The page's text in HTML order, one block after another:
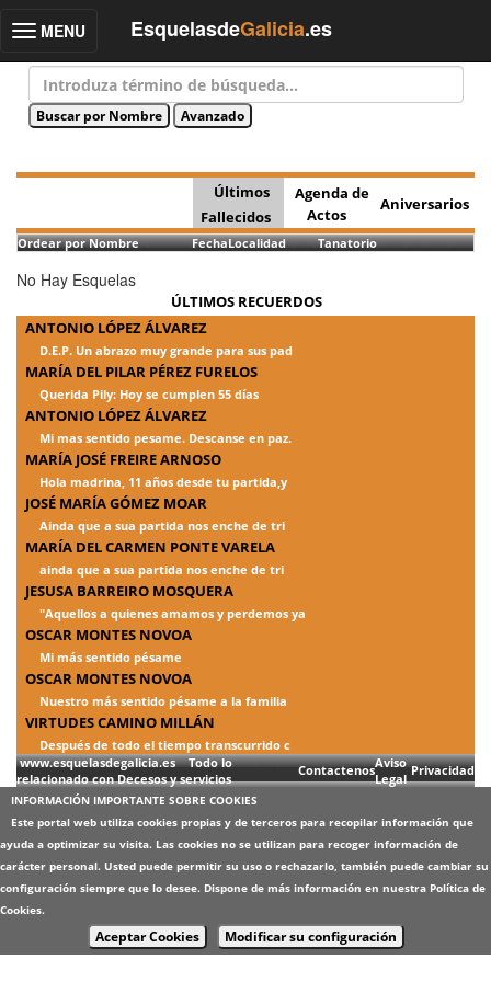
Toggle
MENU EsquelasdeGalicia.es
Últimos
Fallecidos
Agenda de
Actos
Aniversarios
Ordear por Nombre FechaLocalidad Tanatorio
No Hay Esquelas
ÚLTIMOS RECUERDOS
ANTONIO LÓPEZ ÁLVAREZ
D.E.P. Un abrazo muy grande para sus pad
MARÍA DEL PILAR PÉREZ FURELOS
Querida Pily: Hoy se cumplen 55 días
ANTONIO LÓPEZ ÁLVAREZ
Mi mas sentido pesame. Descanse en paz.
MARÍA JOSÉ FREIRE ARNOSO
Hola madrina, 11 años desde tu partida,y
JOSÉ MARÍA GÓMEZ MOAR
Ainda que a sua partida nos enche de tri
MARÍA DEL CARMEN PONTE VARELA
ainda que a sua partida nos enche de tri
JESUSA BARREIRO MOSQUERA
"Aquellos a quienes amamos y perdemos ya
OSCAR MONTES NOVOA
Mi más sentido pésame
OSCAR MONTES NOVOA
Nuestro más sentido pésame a la familia
VIRTUDES CAMINO MILLÁN
Después de todo el tiempo transcurrido c
www.esquelasdegalicia.es Todo lo
relacionado con Decesos y servicios
ContactenosAviso
Legal
Privacidad
INFORMACIÓN IMPORTANTE SOBRE COOKIES
Este portal web utiliza cookies propias y de terceros para recopilar información que
ayuda a optimizar su visita. Las cookies no se utilizan para recoger información de
carácter personal. Usted puede permitir su uso o rechazarlo, también puede cambiar su
configuración siempre que lo desee. Dispone de más información en nuestra Política de
Cookies.